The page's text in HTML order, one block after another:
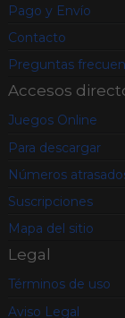
Pago y Envío
Contacto
Preguntas
Accesos
Juegos Online
Para descargar
Números
Suscripciones
Mapa del sitio
Legal
Términos de uso
Aviso Legal